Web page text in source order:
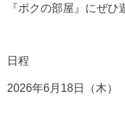
『ボクの部屋』にぜひ
日程
2026年6月18日（木）